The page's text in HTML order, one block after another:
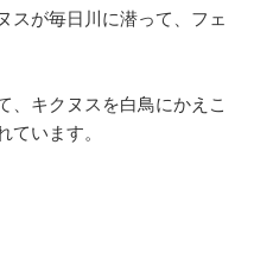
スが毎日川に潜って、フェ
、キクヌスを白鳥にかえこ
います。